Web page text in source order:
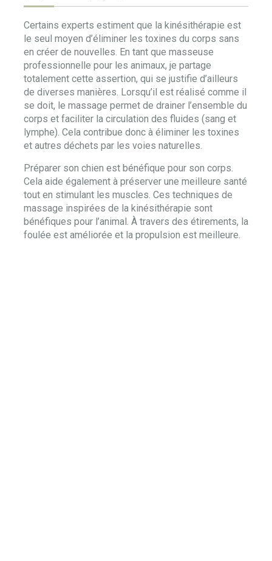
Certains experts estiment que la kinésithérapie est
le seul moyen d’éliminer les toxines du corps sans
en créer de nouvelles. En tant que masseuse
professionnelle pour les animaux, je partage
totalement cette assertion, qui se justifie d’ailleurs
de diverses manières. Lorsqu’il est réalisé comme il
se doit, le massage permet de drainer l’ensemble du
corps et faciliter la circulation des fluides (sang et
lymphe). Cela contribue donc à éliminer les toxines
et autres déchets par les voies naturelles.
Préparer son chien est bénéfique pour son corps.
Cela aide également à préserver une meilleure santé
tout en stimulant les muscles. Ces techniques de
massage inspirées de la kinésithérapie sont
bénéfiques pour l’animal. À travers des étirements, la
foulée est améliorée et la propulsion est meilleure.